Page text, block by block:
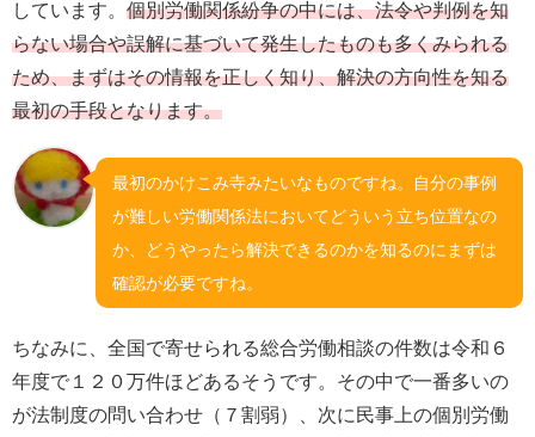
しています。 個別労働関係紛争の中には、法令や判例を知
らない場合や誤解に基づいて発生したものも多くみられる
ため、まずはその情報を正しく知り、解決の方向性を知る
最初の手段となります。
最初のかけこみ寺みたいなものですね。自分の事例
が難しい労働関係法においてどういう立ち位置なの
か、どうやったら解決できるのかを知るのにまずは
確認が必要ですね。
ちなみに、全国で寄せられる総合労働相談の件数は令和６
年度で１２０万件ほどあるそうです。その中で一番多いの
が法制度の問い合わせ（７割弱）、次に民事上の個別労働